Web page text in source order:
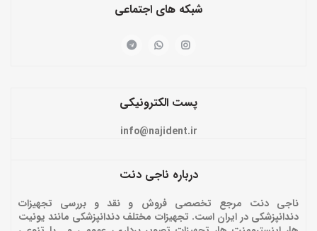
شبکه های اجتماعی
پست الکترونیکی
info@najident.ir
درباره ناجی دنت
ناجی دنت مرجع تخصصی فروش و نقد و بررسی تجهیزات
دندانپزشکی در ایران است. تجهیزات مختلف دندانپزشکی مانند یونیت